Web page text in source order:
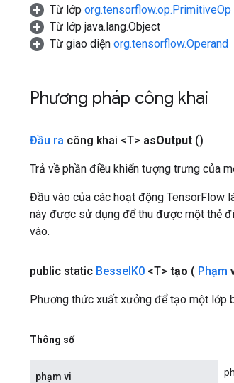
Từ lớp org.tensorflow.op.PrimitiveOp
Từ lớp java.lang.Object
Từ giao diện org.tensorflow.Operand
Phương pháp công khai
Đầu ra công khai <T> asOutput ()
Trả về phần điều khiển tượng trưng của
Đầu vào của các hoạt động TensorFlow
này được sử dụng để thu được một thẻ
vào.
public static BesselK0 <T> tạo ( Phạm
Phương thức xuất xưởng để tạo một lớp
Thông số
phạm vi